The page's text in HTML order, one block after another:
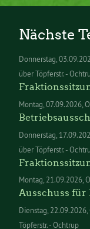
Nächste
Donnerstag
über Töpferstr. -
Montag 07.09.2026
Donnerstag
über Töpferstr. -
Montag 21.09.2026
Ausschuss für
Dienstag 22.09.2026
Töpferstr. - Ochtrup